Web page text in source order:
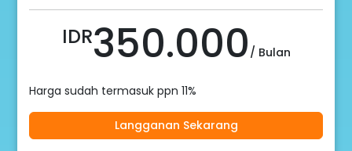
IDR350.000 / Bulan
Harga sudah termasuk ppn 11%
Langganan Sekarang